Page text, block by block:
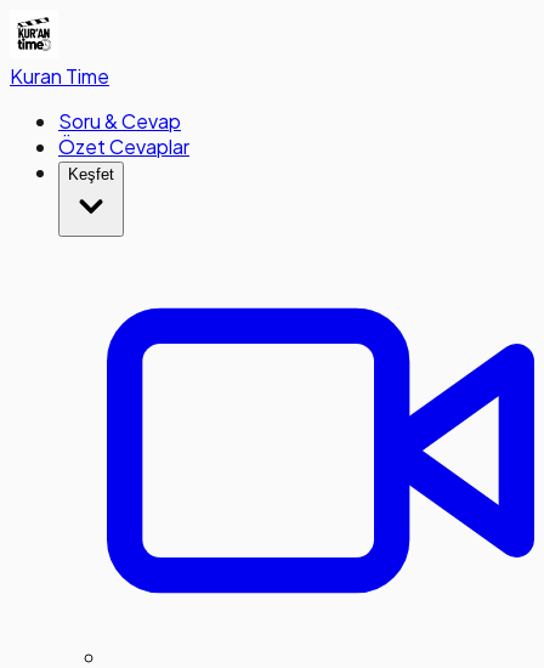
Kuran Time
Soru & Cevap
Özet Cevaplar
Keşfet